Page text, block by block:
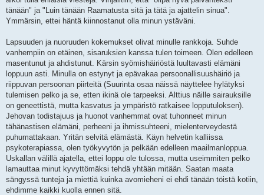
tänään" ja "Luin tänään Raamatusta sitä ja tätä ja ajattelin sinua".
Ymmärsin, ettei häntä kiinnostanut olla minun ystäväni.
Lapsuuden ja nuoruuden kokemukset olivat minulle rankkoja. Suhde
vanhempiin on etäinen, sisaruksien kanssa tulen toimeen. Olen edelleen
masentunut ja ahdistunut. Kärsin syömishäiriöstä luultavasti elämäni
loppuun asti. Minulla on estynyt ja epävakaa persoonallisuushäiriö ja
riippuvan persoonan piirteitä (Suurinta osaa näissä näyttelee hylätyksi
tulemisen pelko ja se, etten ikinä ole tarpeeksi. Alttius näille sairauksille
on geneettistä, mutta kasvatus ja ympäristö ratkaisee lopputuloksen).
Jehovan todistajuus ja huonot vanhemmat ovat tuhonneet minun
tähänastisen elämäni, perheeni ja ihmissuhteeni, mielenterveydestä
puhumattakaan. Yritän selvitä elämästä. Käyn helvetin kalliissa
psykoterapiassa, olen työkyvytön ja pelkään edelleen maailmanloppua.
Uskallan välillä ajatella, ettei loppu ole tulossa, mutta useimmiten pelko
lamauttaa minut kyvyttömäksi tehdä yhtään mitään. Saatan maata
sängyssä tunteja ja miettiä kuinka avomieheni ei ehdi tänään töistä kotiin,
ehdimme kaikki kuolla ennen sitä.